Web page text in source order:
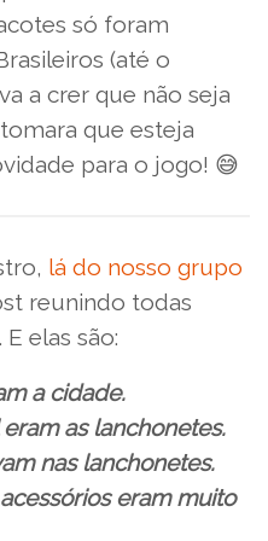
só foram
(até o
a crer que não seja
que esteja
para o jogo! 😅
lá do nosso grupo
reunindo todas
elas são:
a cidade.
as lanchonetes.
nas lanchonetes.
eram muito